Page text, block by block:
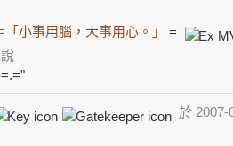
「小事用腦，大事用心。」
=
於 2007-